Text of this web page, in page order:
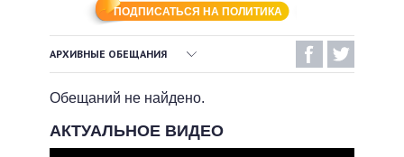
ОБЗОРЫ
ДАЙДЖЕСТЫ
ПРЕЗИДЕНТ И ОФИС
ВЕРХОВНАЯ РАДА
КАБИНЕТ МИНИСТРОВ
ГЛАВЫ ОБЛАДМИНИСТРАЦИЙ
ВИДЕО
ПОДДЕРЖАТЬ
СРАВНЕНИЕ ПОЛИТИКОВ
ПОДПИСАТЬСЯ НА ПОЛИТИКА
АРХИВНЫЕ ОБЕЩАНИЯ
ОБЕЩАНИЯ В ПРОЦЕССЕ
Обещаний не найдено.
АКТУАЛЬНОЕ ВИДЕО